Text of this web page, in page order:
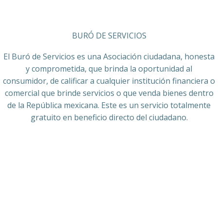
BURÓ DE SERVICIOS
El Buró de Servicios es una Asociación ciudadana, honesta
y comprometida, que brinda la oportunidad al
consumidor, de calificar a cualquier institución financiera o
comercial que brinde servicios o que venda bienes dentro
de la República mexicana. Este es un servicio totalmente
gratuito en beneficio directo del ciudadano.